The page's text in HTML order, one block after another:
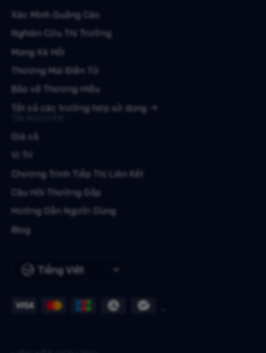
Tiếng Việt
Xác Minh Quảng Cáo
Nghiên Cứu Thị Trường
Mạng Xã Hội
Thương Mại Điện Tử
Bảo vệ Thương Hiệu
Tất cả các trường hợp sử dụng
Giá cả
Vị Trí
Chương Trình Tiếp Thị Liên Kết
Câu Hỏi Thường Gặp
Hướng Dẫn Người Dùng
Blog